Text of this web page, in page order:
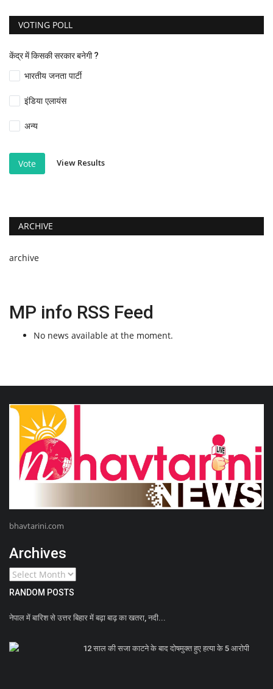
VOTING POLL
केंद्र में किसकी सरकार बनेगी ?
भारतीय जनता पार्टी
इंडिया एलायंस
अन्य
Vote View Results
ARCHIVE
archive
MP info RSS Feed
No news available at the moment.
bhavtarini.com
Archives
RANDOM POSTS
नेपाल में बारिश से उत्तर बिहार में बढ़ा बाढ़ का खतरा, नदी...
12 साल की सजा काटने के बाद दोषमुक्त हुए हत्या के 5 आरोपी